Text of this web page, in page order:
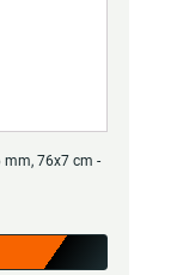
76x7 cm -